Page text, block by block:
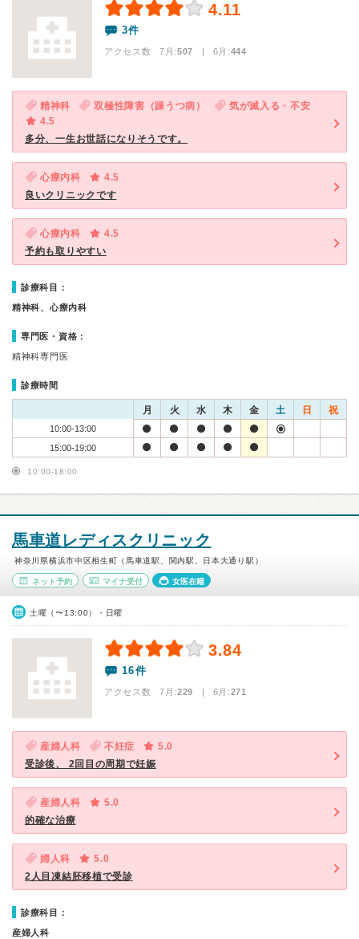
4.11
3件
アクセス数 7月:507 | 6月:444
精神科 双極性障害（躁うつ病）
気が滅入る・不安
4.5
多分、一生お世話になりそうです。
心療内科
4.5
良いクリニックです
心療内科
4.5
予約も取りやすい
診療科目：
精神科、心療内科
専門医・資格：
精神科専門医
診療時間
月 火 水 木 金 土 日 祝
10:00-13:00
15:00-19:00
10:00-18:00
馬車道レディスクリニック
神奈川県横浜市中区相生町（馬車道駅、関内駅、日本大通り駅）
ネット予約 マイナ受付 女医在籍
土曜（〜13:00）・日曜
3.84
16件
アクセス数 7月:229 | 6月:271
産婦人科 不妊症
5.0
受診後、 2回目の周期で妊娠
産婦人科
5.0
的確な治療
婦人科
5.0
2人目凍結胚移植で受診
診療科目：
産婦人科